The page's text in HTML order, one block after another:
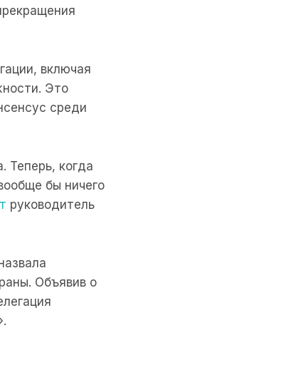
включая
Это
среди
Теперь, когда
бы ничего
руководитель
Объявив о